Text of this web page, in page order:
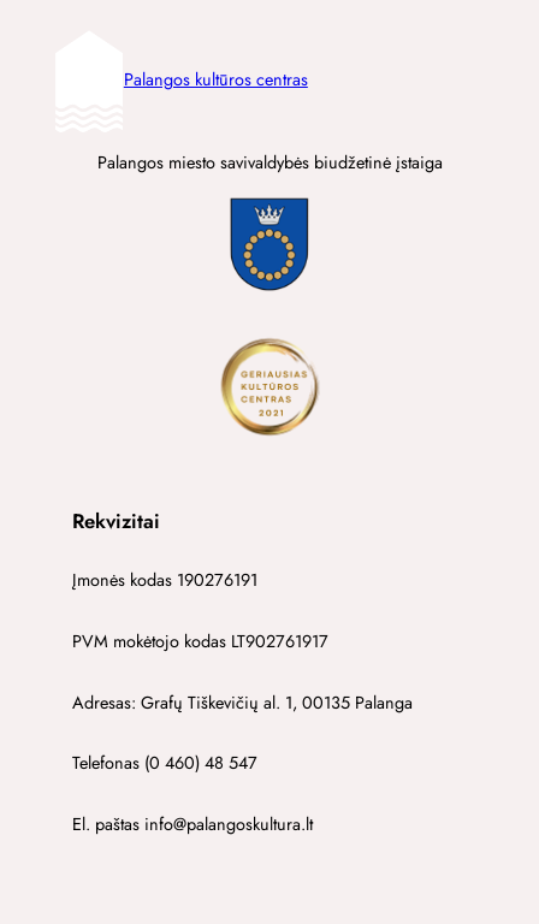
Palangos kultūros centras
Palangos miesto savivaldybės biudžetinė įstaiga
Rekvizitai
Įmonės kodas 190276191
PVM mokėtojo kodas LT902761917
Adresas: Grafų Tiškevičių al. 1, 00135 Palanga
Telefonas (0 460) 48 547
El. paštas info@palangoskultura.lt